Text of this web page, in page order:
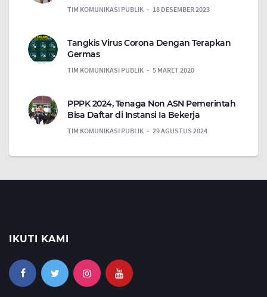
TIM KOMUNIKASI PUBLIK 18 DESEMBER 2023
Tangkis Virus Corona Dengan Terapkan
Germas
TIM KOMUNIKASI PUBLIK 5 MARET 2020
PPPK 2024, Tenaga Non ASN Pemerintah
Bisa Daftar di Instansi Ia Bekerja
TIM KOMUNIKASI PUBLIK 29 AGUSTUS 2024
IKUTI KAMI